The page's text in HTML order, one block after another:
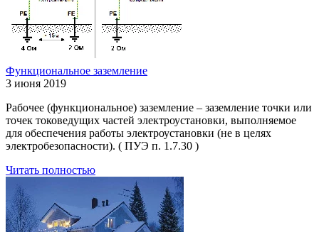
Функциональное заземление
3 июня 2019
Рабочее (функциональное) заземление – заземление точки или
точек токоведущих частей электроустановки, выполняемое
для обеспечения работы электроустановки (не в целях
электробезопасности). ( ПУЭ п. 1.7.30 )
Читать полностью